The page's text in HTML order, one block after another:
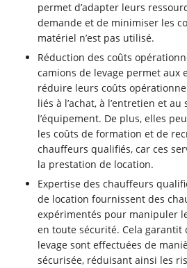
permet d’adapter leurs
demande et de minimiser les
matériel n’est pas utilisé.
Réduction des coûts
camions de levage permet aux
réduire leurs coûts
liés à l’achat, à l’entretien et au
l’équipement. De plus, elles
les coûts de formation et de
chauffeurs qualifiés, car ces
la prestation de location.
Expertise des chauffeurs
de location fournissent des
expérimentés pour manipuler
en toute sécurité. Cela garantit
levage sont effectuées de
sécurisée, réduisant ainsi les